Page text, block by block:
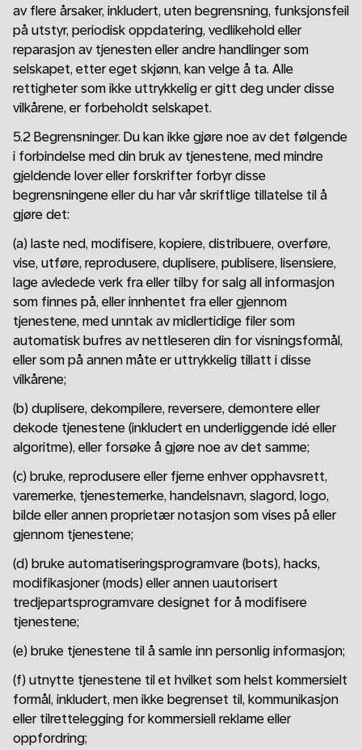
av flere årsaker, inkludert, uten begrensning, funksjonsfeil
på utstyr, periodisk oppdatering, vedlikehold eller
reparasjon av tjenesten eller andre handlinger som
selskapet, etter eget skjønn, kan velge å ta. Alle
rettigheter som ikke uttrykkelig er gitt deg under disse
vilkårene, er forbeholdt selskapet.
5.2 Begrensninger. Du kan ikke gjøre noe av det følgende
i forbindelse med din bruk av tjenestene, med mindre
gjeldende lover eller forskrifter forbyr disse
begrensningene eller du har vår skriftlige tillatelse til å
gjøre det:
(a) laste ned, modifisere, kopiere, distribuere, overføre,
vise, utføre, reprodusere, duplisere, publisere, lisensiere,
lage avledede verk fra eller tilby for salg all informasjon
som finnes på, eller innhentet fra eller gjennom
tjenestene, med unntak av midlertidige filer som
automatisk bufres av nettleseren din for visningsformål,
eller som på annen måte er uttrykkelig tillatt i disse
vilkårene;
(b) duplisere, dekompilere, reversere, demontere eller
dekode tjenestene (inkludert en underliggende idé eller
algoritme), eller forsøke å gjøre noe av det samme;
(c) bruke, reprodusere eller fjerne enhver opphavsrett,
varemerke, tjenestemerke, handelsnavn, slagord, logo,
bilde eller annen proprietær notasjon som vises på eller
gjennom tjenestene;
(d) bruke automatiseringsprogramvare (bots), hacks,
modifikasjoner (mods) eller annen uautorisert
tredjepartsprogramvare designet for å modifisere
tjenestene;
(e) bruke tjenestene til å samle inn personlig informasjon;
(f) utnytte tjenestene til et hvilket som helst kommersielt
formål, inkludert, men ikke begrenset til, kommunikasjon
eller tilrettelegging for kommersiell reklame eller
oppfordring;